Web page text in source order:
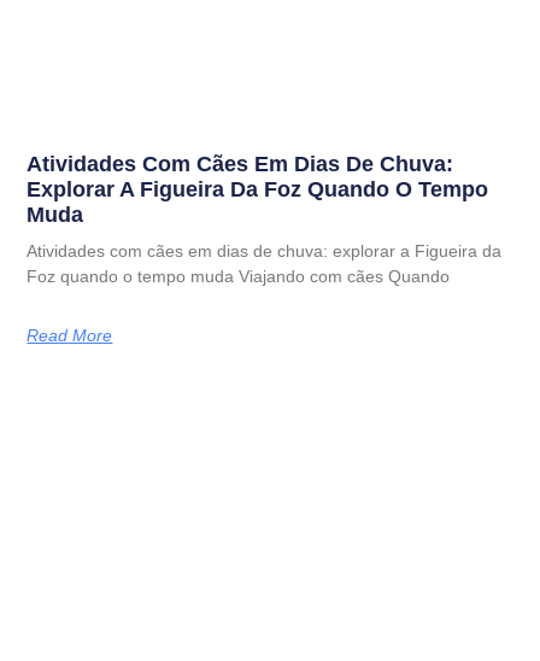
Atividades Com Cães Em Dias De Chuva:
Explorar A Figueira Da Foz Quando O Tempo
Muda
Atividades com cães em dias de chuva: explorar a Figueira da
Foz quando o tempo muda Viajando com cães Quando
Read More